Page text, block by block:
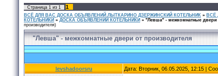
Страница 1 из 1 1
ВСЁ ДЛЯ ВАС ДОСКА ОБЪЯВЛЕНИЙ ЛЫТКАРИНО ДЗЕРЖИНСКИЙ КОТЕЛЬНИК » ВСЁ
КОТЕЛЬНИКИ » ДОСКА ОБЪЯВЛЕНИЙ КОТЕЛЬНИКИ » "Левша" - межкомнатные двери
производителя)
"Левша" - межкомнатные двери от производителя
levshadoorsru Дата: Вторник, 06.05.2025, 12:15 |